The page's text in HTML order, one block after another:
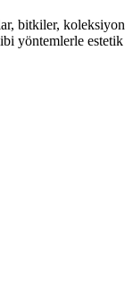
bitkiler, koleksiyon
yöntemlerle estetik